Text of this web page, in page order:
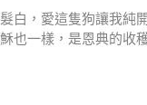
白，愛這隻狗讓我純
也一樣，是恩典的收